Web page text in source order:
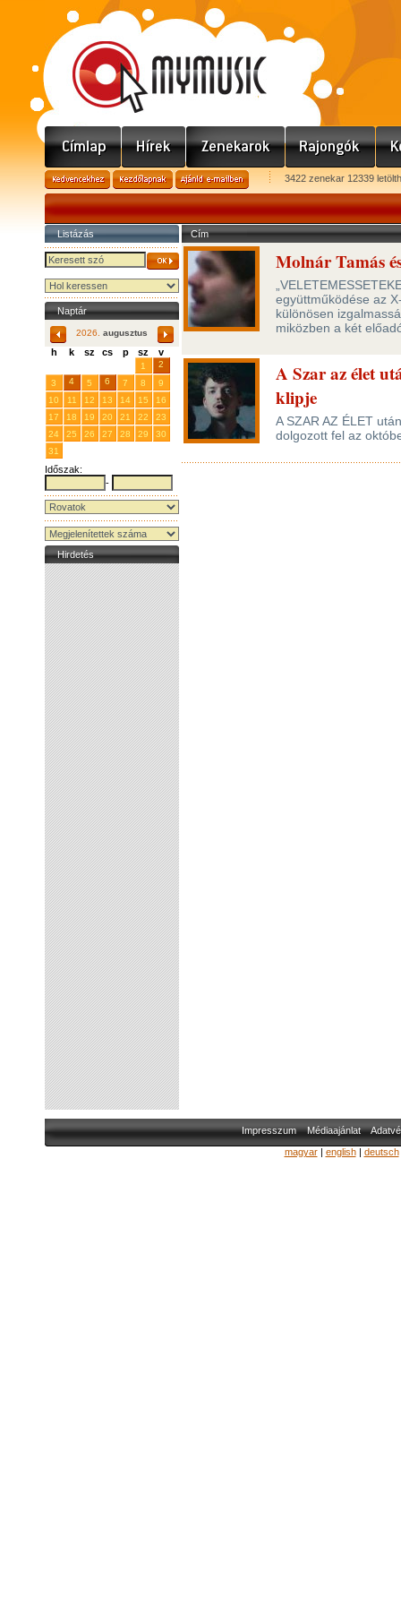
3422 zenekar 12339
Listázás
Naptár
2026. augusztus
h k sz cs p sz v
1
2
3
4 5 6 7 8
9
10
11 12 13 14 15
16
17
18 19 20 21 22
23
24
25 26 27 28 29
30
31
Időszak:
-
Hirdetés
Cím
Molnár Tamás
együttműködése az
különösen
miközben a két
A Szar az élet
klipje
A SZAR AZ ÉLET
dolgozott fel az
Impresszum Médiaajánlat
magyar| english| deutsch